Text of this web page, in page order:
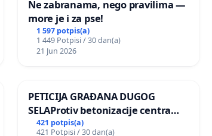
Ne zabranama, nego pravilima —
more je i za pse!
1 597 potpis(a)
1 449 Potpisi / 30 dan(a)
21 Jun 2026
PETICIJA GRAĐANA DUGOG
SELAProtiv betonizacije centra
grada i za očuvanje postojećih
421 potpis(a)
421 Potpisi / 30 dan(a)